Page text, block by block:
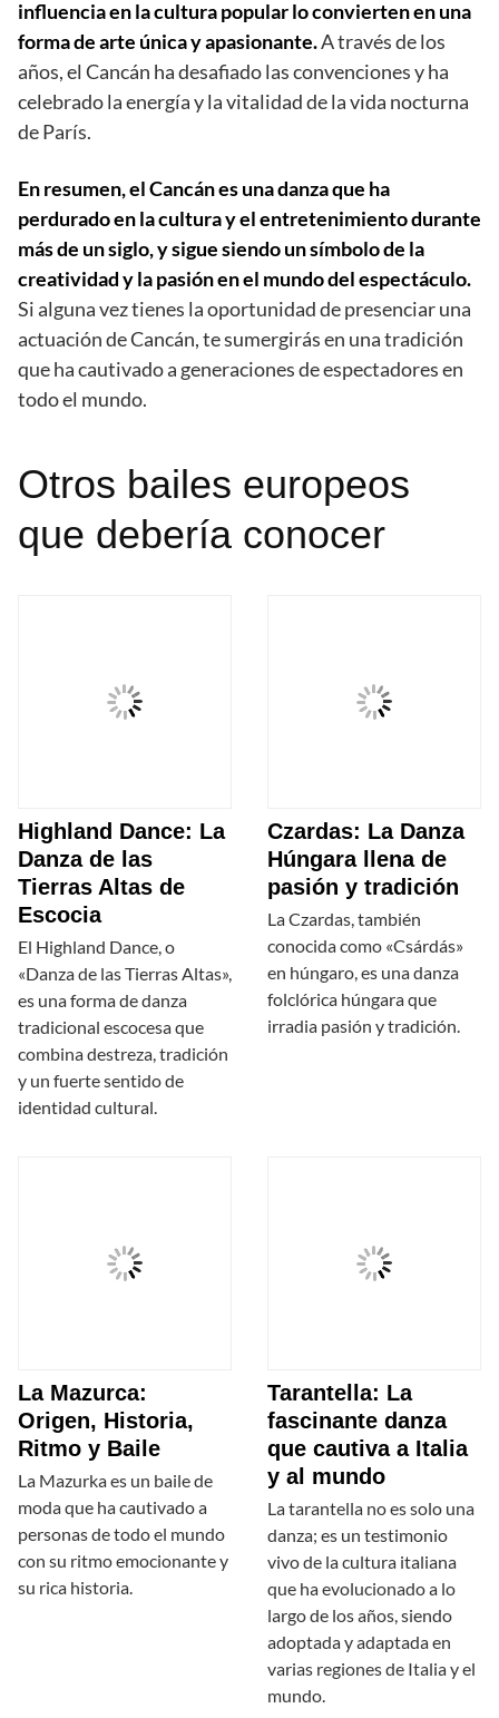
influencia en la cultura popular lo convierten en una
forma de arte única y apasionante.A través de los
años, el Cancán ha desafiado las convenciones y ha
celebrado la energía y la vitalidad de la vida nocturna
de París.
En resumen, el Cancán es una danza que ha
perdurado en la cultura y el entretenimiento durante
más de un siglo, y sigue siendo un símbolo de la
creatividad y la pasión en el mundo del espectáculo.
Si alguna vez tienes la oportunidad de presenciar una
actuación de Cancán, te sumergirás en una tradición
que ha cautivado a generaciones de espectadores en
todo el mundo.
Otros bailes europeos
que debería conocer
Highland Dance: La
Danza de las
Tierras Altas de
Escocia
El Highland Dance, o
«Danza de las Tierras Altas»,
es una forma de danza
tradicional escocesa que
combina destreza, tradición
y un fuerte sentido de
identidad cultural.
Czardas: La Danza
Húngara llena de
pasión y tradición
La Czardas, también
conocida como «Csárdás»
en húngaro, es una danza
folclórica húngara que
irradia pasión y tradición.
La Mazurca:
Origen, Historia,
Ritmo y Baile
La Mazurka es un baile de
moda que ha cautivado a
personas de todo el mundo
con su ritmo emocionante y
su rica historia.
Tarantella: La
fascinante danza
que cautiva a Italia
y al mundo
La tarantella no es solo una
danza; es un testimonio
vivo de la cultura italiana
que ha evolucionado a lo
largo de los años, siendo
adoptada y adaptada en
varias regiones de Italia y el
mundo.